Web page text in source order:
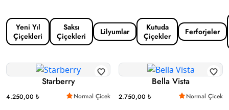
Yeni Yıl
Çiçekleri
Saksı
Çiçekleri
Lilyumlar
Kutuda
Çiçekler
Ferforjeler
Starberry
4.250,00 ₺ Normal Çicek
Bella Vista
2.750,00 ₺ Normal Çicek